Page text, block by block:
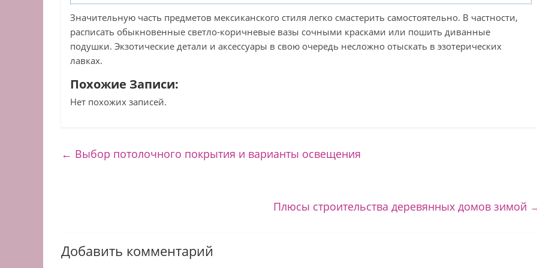
Значительную часть предметов мексиканского стиля легко смастерить самостоятельно. В частности,
расписать обыкновенные светло-коричневые вазы сочными красками или пошить диванные
подушки. Экзотические детали и аксессуары в свою очередь несложно отыскать в эзотерических
лавках.
Похожие Записи:
Нет похожих записей.
← Выбор потолочного покрытия и варианты освещения
Плюсы строительства деревянных домов зимой
Добавить комментарий